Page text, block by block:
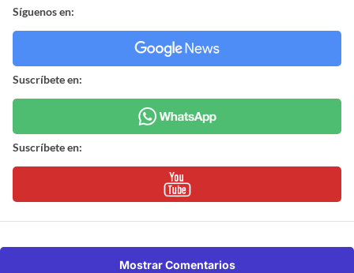
Síguenos en:
Suscríbete en:
Suscríbete en:
Mostrar Comentarios